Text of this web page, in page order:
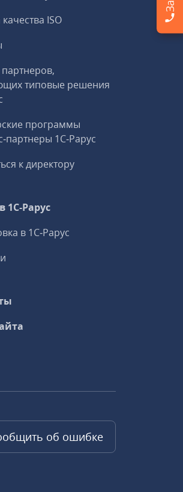
ISO
типовые решения
программы
1С‑Рарус
к директору
1С‑Рарус
в 1С‑Рарус
об ошибке